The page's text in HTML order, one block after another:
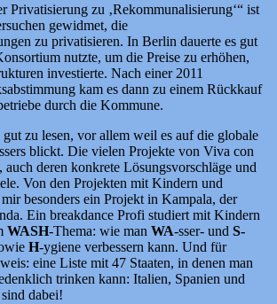
Privatisierung zu ‚Rekommunalisierung‘“ ist
gewidmet, die
zu privatisieren. In Berlin dauerte es gut
nutzte, um die Preise zu erhöhen,
investierte. Nach einer 2011
kam es dann zu einem Rückkauf
durch die Kommune.
zu lesen, vor allem weil es auf die globale
blickt. Die vielen Projekte von Viva con
auch deren konkrete Lösungsvorschläge und
Von den Projekten mit Kindern und
besonders ein Projekt in Kampala, der
Ein breakdance Profi studiert mit Kindern
WASH-Thema: wie man WA-sser- und S-
H-ygiene verbessern kann. Und für
eine Liste mit 47 Staaten, in denen man
trinken kann: Italien, Spanien und
dabei!